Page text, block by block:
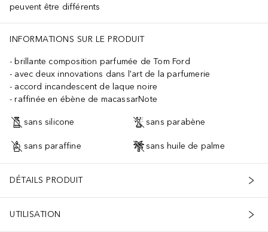
peuvent être différents
INFORMATIONS SUR LE PRODUIT
brillante composition parfumée de Tom Ford
avec deux innovations dans l'art de la parfumerie
accord incandescent de laque noire
raffinée en ébène de macassarNote
sans silicone sans parabène
sans paraffine sans huile de palme
DÉTAILS PRODUIT
UTILISATION